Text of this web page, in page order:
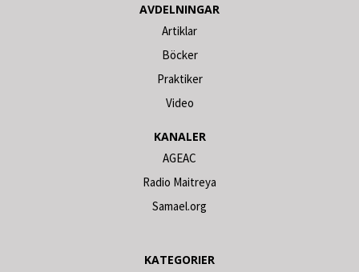
AVDELNINGAR
Artiklar
Böcker
Praktiker
Video
KANALER
AGEAC
Radio Maitreya
Samael.org
KATEGORIER